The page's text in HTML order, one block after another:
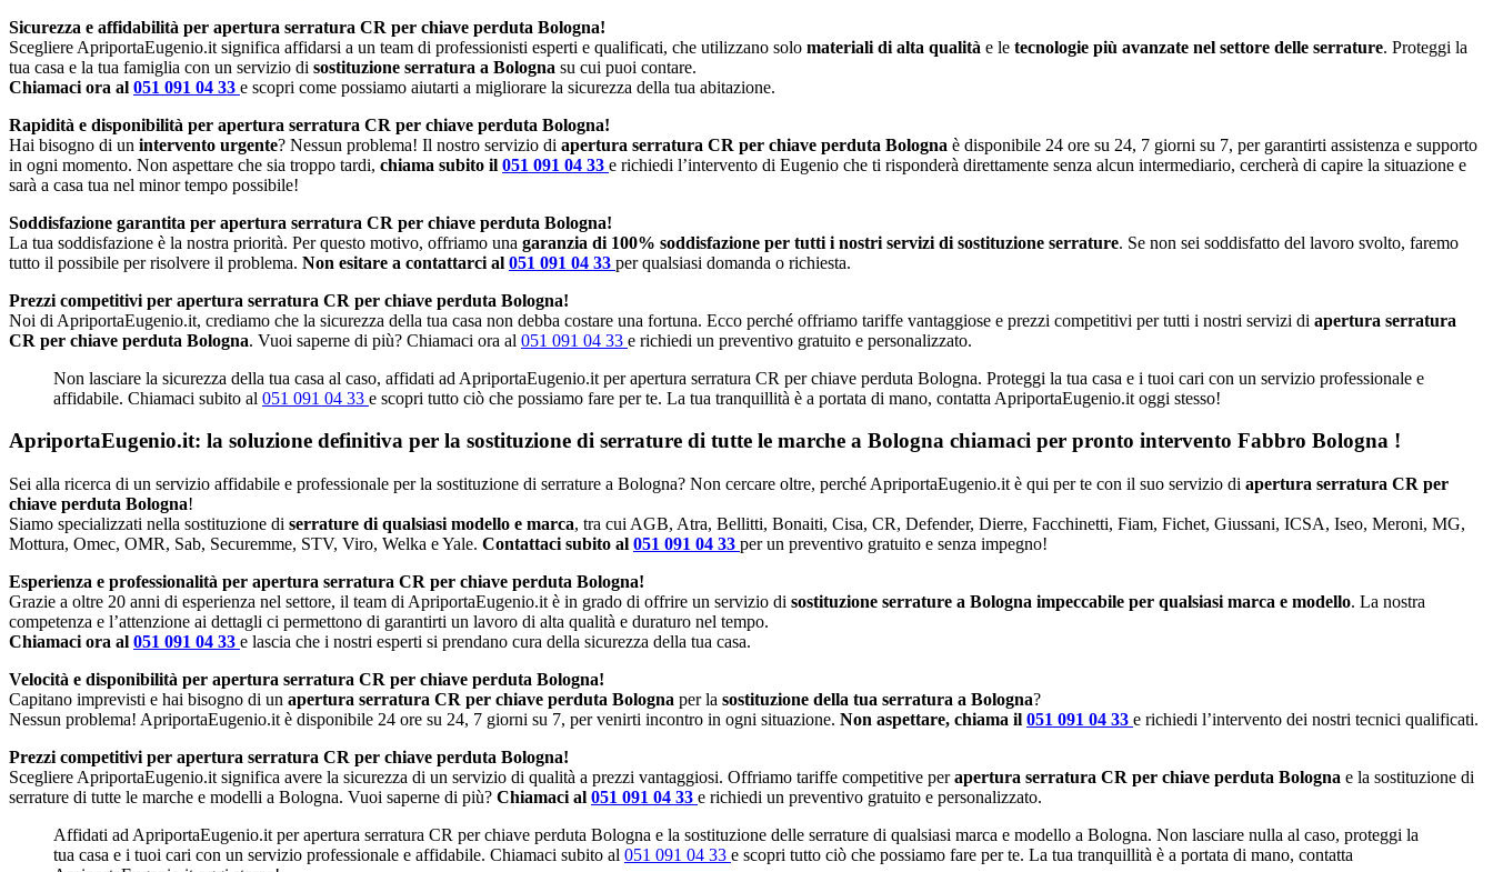
Sicurezza e affidabilità per apertura serratura CR per chiave perduta Bologna!
Scegliere ApriportaEugenio.it significa affidarsi a un team di professionisti esperti e qualificati, che utilizzano solo materiali di alta qualità e le tecnologie più avanzate nel settore delle serrature. Proteggi la
tua casa e la tua famiglia con un servizio di sostituzione serratura a Bologna su cui puoi contare.
Chiamaci ora al 051 091 04 33 e scopri come possiamo aiutarti a migliorare la sicurezza della tua abitazione.
Rapidità e disponibilità per apertura serratura CR per chiave perduta Bologna!
Hai bisogno di un intervento urgente? Nessun problema! Il nostro servizio di apertura serratura CR per chiave perduta Bologna è disponibile 24 ore su 24, 7 giorni su 7, per garantirti assistenza e supporto
in ogni momento. Non aspettare che sia troppo tardi, chiama subito il 051 091 04 33 e richiedi l’intervento di Eugenio che ti risponderà direttamente senza alcun intermediario, cercherà di capire la situazione e
sarà a casa tua nel minor tempo possibile!
Soddisfazione garantita per apertura serratura CR per chiave perduta Bologna!
La tua soddisfazione è la nostra priorità. Per questo motivo, offriamo una garanzia di 100% soddisfazione per tutti i nostri servizi di sostituzione serrature. Se non sei soddisfatto del lavoro svolto, faremo
tutto il possibile per risolvere il problema. Non esitare a contattarci al 051 091 04 33 per qualsiasi domanda o richiesta.
Prezzi competitivi per apertura serratura CR per chiave perduta Bologna!
Noi di ApriportaEugenio.it, crediamo che la sicurezza della tua casa non debba costare una fortuna. Ecco perché offriamo tariffe vantaggiose e prezzi competitivi per tutti i nostri servizi di apertura serratura
CR per chiave perduta Bologna. Vuoi saperne di più? Chiamaci ora al 051 091 04 33 e richiedi un preventivo gratuito e personalizzato.
Non lasciare la sicurezza della tua casa al caso, affidati ad ApriportaEugenio.it per apertura serratura CR per chiave perduta Bologna. Proteggi la tua casa e i tuoi cari con un servizio professionale e
affidabile. Chiamaci subito al 051 091 04 33 e scopri tutto ciò che possiamo fare per te. La tua tranquillità è a portata di mano, contatta ApriportaEugenio.it oggi stesso!
ApriportaEugenio.it: la soluzione definitiva per la sostituzione di serrature di tutte le marche a Bologna chiamaci per pronto intervento Fabbro Bologna !
Sei alla ricerca di un servizio affidabile e professionale per la sostituzione di serrature a Bologna? Non cercare oltre, perché ApriportaEugenio.it è qui per te con il suo servizio di apertura serratura CR per
chiave perduta Bologna!
Siamo specializzati nella sostituzione di serrature di qualsiasi modello e marca, tra cui AGB, Atra, Bellitti, Bonaiti, Cisa, CR, Defender, Dierre, Facchinetti, Fiam, Fichet, Giussani, ICSA, Iseo, Meroni, MG,
Mottura, Omec, OMR, Sab, Securemme, STV, Viro, Welka e Yale. Contattaci subito al 051 091 04 33 per un preventivo gratuito e senza impegno!
Esperienza e professionalità per apertura serratura CR per chiave perduta Bologna!
Grazie a oltre 20 anni di esperienza nel settore, il team di ApriportaEugenio.it è in grado di offrire un servizio di sostituzione serrature a Bologna impeccabile per qualsiasi marca e modello. La nostra
competenza e l’attenzione ai dettagli ci permettono di garantirti un lavoro di alta qualità e duraturo nel tempo.
Chiamaci ora al 051 091 04 33 e lascia che i nostri esperti si prendano cura della sicurezza della tua casa.
Velocità e disponibilità per apertura serratura CR per chiave perduta Bologna!
Capitano imprevisti e hai bisogno di un apertura serratura CR per chiave perduta Bologna per la sostituzione della tua serratura a Bologna?
Nessun problema! ApriportaEugenio.it è disponibile 24 ore su 24, 7 giorni su 7, per venirti incontro in ogni situazione. Non aspettare, chiama il 051 091 04 33 e richiedi l’intervento dei nostri tecnici qualificati.
Prezzi competitivi per apertura serratura CR per chiave perduta Bologna!
Scegliere ApriportaEugenio.it significa avere la sicurezza di un servizio di qualità a prezzi vantaggiosi. Offriamo tariffe competitive perapertura serratura CR per chiave perduta Bologna e la sostituzione di
serrature di tutte le marche e modelli a Bologna. Vuoi saperne di più? Chiamaci al 051 091 04 33 e richiedi un preventivo gratuito e personalizzato.
Affidati ad ApriportaEugenio.it per apertura serratura CR per chiave perduta Bologna e la sostituzione delle serrature di qualsiasi marca e modello a Bologna. Non lasciare nulla al caso, proteggi la
tua casa e i tuoi cari con un servizio professionale e affidabile. Chiamaci subito al 051 091 04 33 e scopri tutto ciò che possiamo fare per te. La tua tranquillità è a portata di mano, contatta